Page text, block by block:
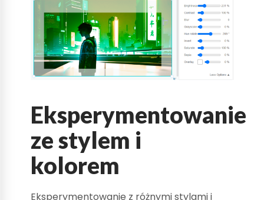
Eksperymentowanie
ze stylem i
kolorem
Eksperymentowanie z różnymi stylami i